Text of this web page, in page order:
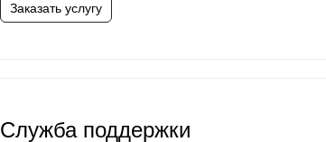
Заказать услугу
Служба поддержки